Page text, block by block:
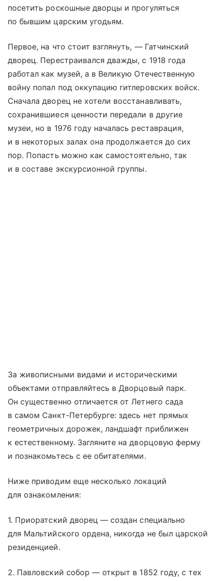
посетить роскошные дворцы и прогуляться
по бывшим царским угодьям.
Первое, на что стоит взглянуть, — Гатчинский
дворец. Перестраивался дважды, с 1918 года
работал как музей, а в Великую Отечественную
войну попал под оккупацию гитлеровских войск.
Сначала дворец не хотели восстанавливать,
сохранившиеся ценности передали в другие
музеи, но в 1976 году началась реставрация,
и в некоторых залах она продолжается до сих
пор. Попасть можно как самостоятельно, так
и в составе экскурсионной группы.
За живописными видами и историческими
объектами отправляйтесь в Дворцовый парк.
Он существенно отличается от Летнего сада
в самом Санкт-Петербурге: здесь нет прямых
геометричных дорожек, ландшафт приближен
к естественному. Загляните на дворцовую ферму
и познакомьтесь с ее обитателями.
Ниже приводим еще несколько локаций
для ознакомления:
1. Приоратский дворец — создан специально
для Мальтийского ордена, никогда не был царской
резиденцией.
2. Павловский собор — открыт в 1852 году, с тех